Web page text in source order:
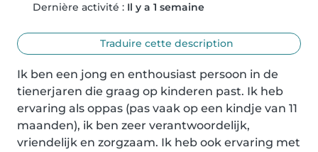
Dernière activité : Il y a 1 semaine
Traduire cette description
Ik ben een jong en enthousiast persoon in de
tienerjaren die graag op kinderen past. Ik heb
ervaring als oppas (pas vaak op een kindje van 11
maanden), ik ben zeer verantwoordelijk,
vriendelijk en zorgzaam. Ik heb ook ervaring met